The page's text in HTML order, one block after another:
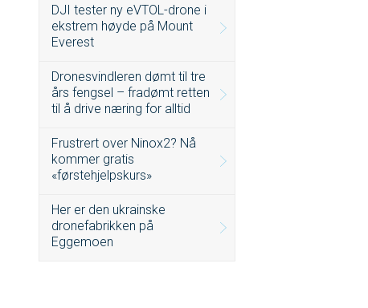
DJI tester ny eVTOL-drone i
ekstrem høyde på Mount
Everest
Dronesvindleren dømt til tre
års fengsel – fradømt retten
til å drive næring for alltid
Frustrert over Ninox2? Nå
kommer gratis
«førstehjelpskurs»
Her er den ukrainske
dronefabrikken på
Eggemoen